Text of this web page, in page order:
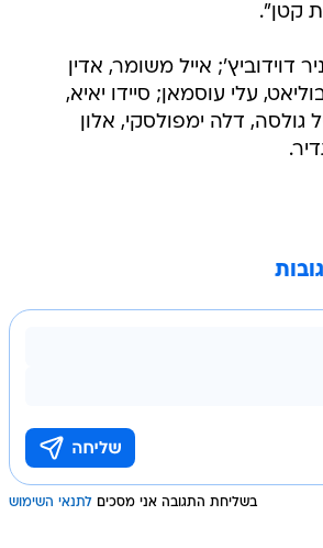
קטן".
דוידוביץ'; אייל משומר, אדין
עלי עוסמאן; סיידו יאיא,
גולסה, דלה ימפולסקי, אלון
בשליחת התגובה אני מסכים לתנאי השימוש